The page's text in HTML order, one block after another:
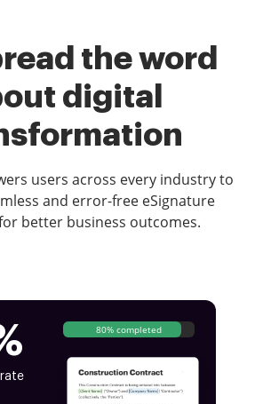
the word
digital
users across every industry to
and error-free eSignature
better business outcomes.
80% completed